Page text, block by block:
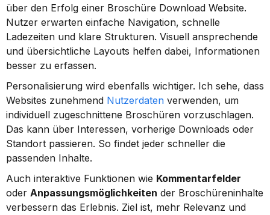
über den Erfolg einer Broschüre Download Website.
Nutzer erwarten einfache Navigation, schnelle
Ladezeiten und klare Strukturen. Visuell ansprechende
und übersichtliche Layouts helfen dabei, Informationen
besser zu erfassen.
Personalisierung wird ebenfalls wichtiger. Ich sehe, dass
Websites zunehmend Nutzerdaten verwenden, um
individuell zugeschnittene Broschüren vorzuschlagen.
Das kann über Interessen, vorherige Downloads oder
Standort passieren. So findet jeder schneller die
passenden Inhalte.
Auch interaktive Funktionen wie Kommentarfelder
oder Anpassungsmöglichkeiten der Broschüreninhalte
verbessern das Erlebnis. Ziel ist, mehr Relevanz und